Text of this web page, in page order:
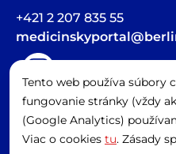
Tento web používa súbory
fungovanie stránky (vždy
(Google Analytics)
Viac o cookies tu. Zásady
+421 2 207 835 55
Hlasová stopa v článkoch